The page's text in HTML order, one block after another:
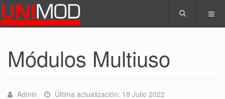
Módulos Multiuso
Admin
Última actualización: 18 Julio 2022